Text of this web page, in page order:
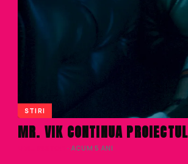
STIRI
MR. VIK CONTINUA
· ACUM 5 ANI